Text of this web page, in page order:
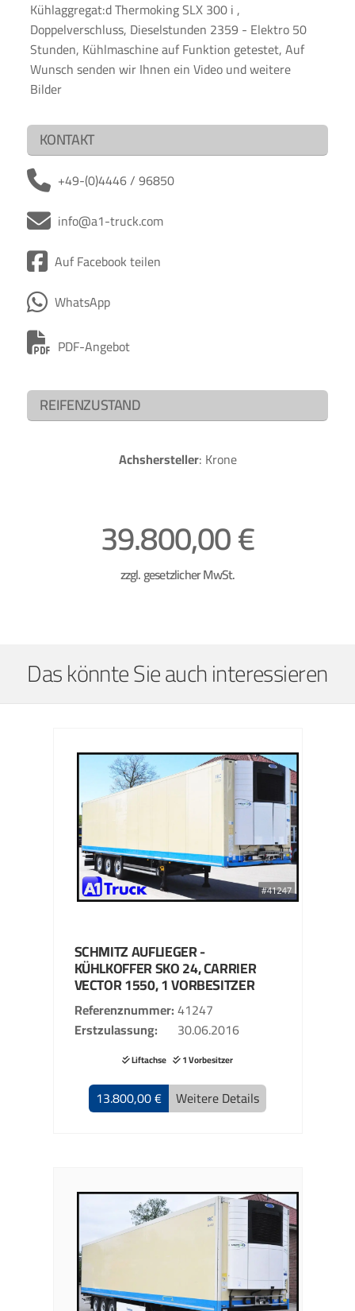
Kühlaggregat:d Thermoking SLX 300 i ,
Doppelverschluss, Dieselstunden 2359 - Elektro 50
Stunden, Kühlmaschine auf Funktion getestet, Auf
Wunsch senden wir Ihnen ein Video und weitere
Bilder
KONTAKT
+49-(0)4446 / 96850
info@a1-truck.com
Auf Facebook teilen
WhatsApp
PDF-Angebot
REIFENZUSTAND
Achshersteller: Krone
39.800,00 €
zzgl. gesetzlicher MwSt.
Das könnte Sie auch interessieren
SCHMITZAUFLIEGER -
KÜHLKOFFERSKO 24, CARRIER
VECTOR 1550, 1 VORBESITZER
Referenznummer 41247
Erstzulassung
30.06.2016
Liftachse 1 Vorbesitzer
13.800,00 € Weitere Details